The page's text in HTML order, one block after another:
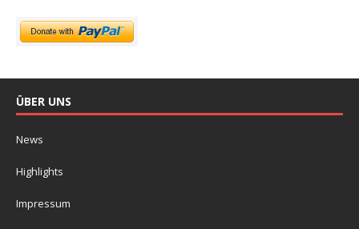
ÜBER UNS
News
Highlights
Impressum